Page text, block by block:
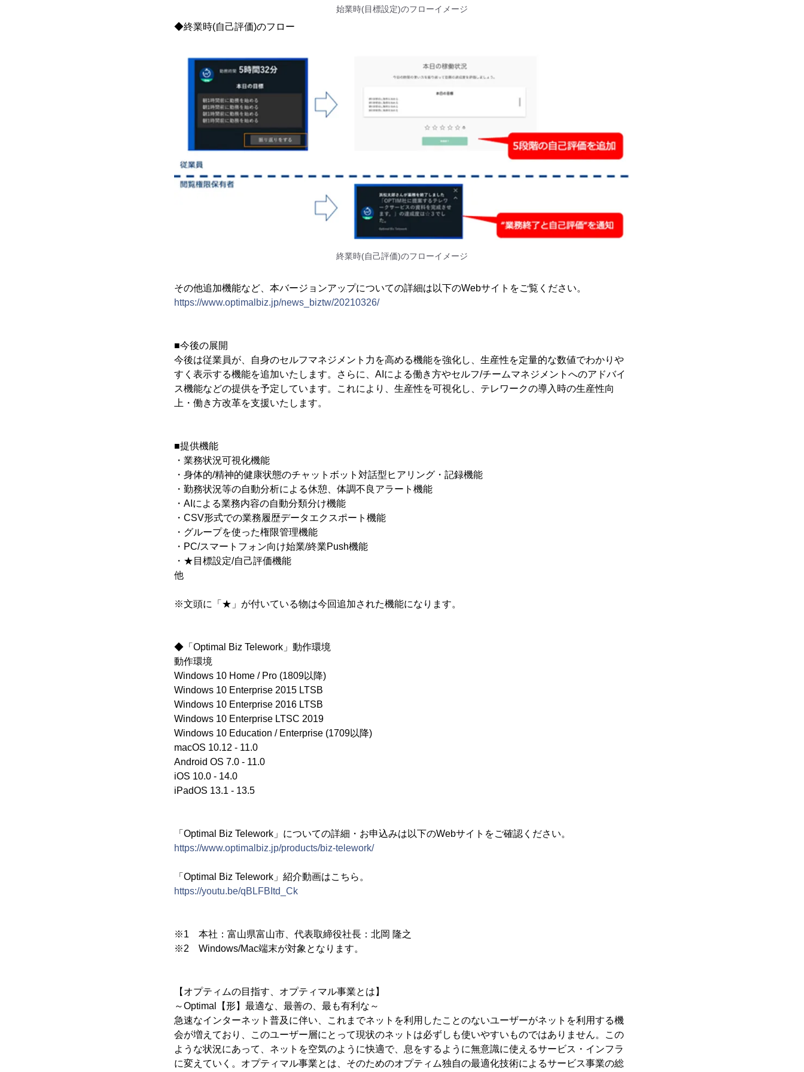
始業時(目標設定)のフローイメージ
◆終業時(自己評価)のフロー
終業時(自己評価)のフローイメージ
その他追加機能など、本バージョンアップについての詳細は以下のWebサイトをご覧ください。
https://www.optimalbiz.jp/news_biztw/20210326/
■今後の展開
今後は従業員が、自身のセルフマネジメント力を高める機能を強化し、生産性を定量的な数値でわかりや
すく表示する機能を追加いたします。さらに、AIによる働き方やセルフ/チームマネジメントへのアドバイ
ス機能などの提供を予定しています。これにより、生産性を可視化し、テレワークの導入時の生産性向
上・働き方改革を支援いたします。
■提供機能
・業務状況可視化機能
・身体的/精神的健康状態のチャットボット対話型ヒアリング・記録機能
・勤務状況等の自動分析による休憩、体調不良アラート機能
・AIによる業務内容の自動分類分け機能
・CSV形式での業務履歴データエクスポート機能
・グループを使った権限管理機能
・PC/スマートフォン向け始業/終業Push機能
・★目標設定/自己評価機能
他
※文頭に「★」が付いている物は今回追加された機能になります。
◆「Optimal Biz Telework」動作環境
動作環境
Windows 10 Home / Pro (1809以降)
Windows 10 Enterprise 2015 LTSB
Windows 10 Enterprise 2016 LTSB
Windows 10 Enterprise LTSC 2019
Windows 10 Education / Enterprise (1709以降)
macOS 10.12 - 11.0
Android OS 7.0 - 11.0
iOS 10.0 - 14.0
iPadOS 13.1 - 13.5
「Optimal Biz Telework」についての詳細・お申込みは以下のWebサイトをご確認ください。
https://www.optimalbiz.jp/products/biz-telework/
「Optimal Biz Telework」紹介動画はこちら。
https://youtu.be/qBLFBItd_Ck
※1 本社：富山県富山市、代表取締役社長：北岡 隆之
※2 Windows/Mac端末が対象となります。
【オプティムの目指す、オプティマル事業とは】
～Optimal【形】最適な、最善の、最も有利な～
急速なインターネット普及に伴い、これまでネットを利用したことのないユーザーがネットを利用する機
会が増えており、このユーザー層にとって現状のネットは必ずしも使いやすいものではありません。この
ような状況にあって、ネットを空気のように快適で、息をするように無意識に使えるサービス・インフラ
に変えていく。オプティマル事業とは、そのためのオプティム独自の最適化技術によるサービス事業の総